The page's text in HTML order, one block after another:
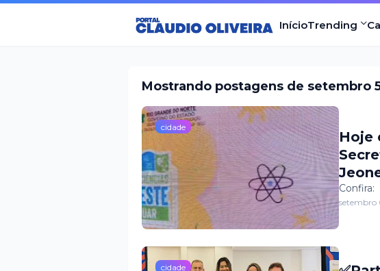
InícioTrending
Mostrando postagens de setembro
cidade
Hoje
o
Confira:
setembro
cidade